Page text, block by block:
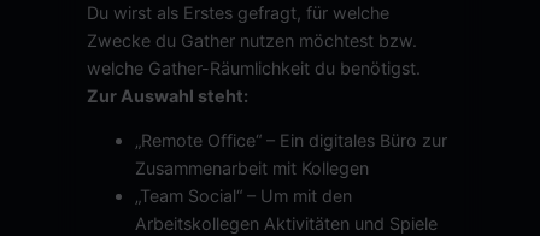
Du wirst als Erstes gefragt, für welche
Zwecke du Gather nutzen möchtest bzw.
welche Gather-Räumlichkeit du benötigst.
Zur Auswahl steht:
„Remote Office“ – Ein digitales Büro zur
Zusammenarbeit mit Kollegen
„Team Social“ – Um mit den
Arbeitskollegen Aktivitäten und Spiele